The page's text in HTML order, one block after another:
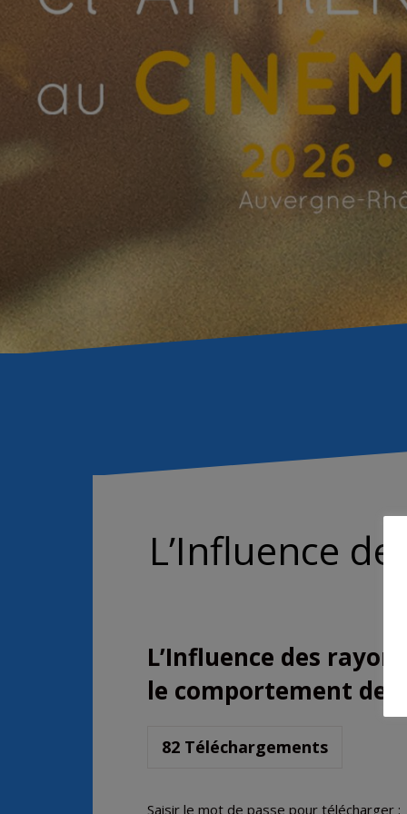
L’Influence
L’Influence des
le comportement
82 Téléchargements
Saisir le mot de passe pour télécharger :